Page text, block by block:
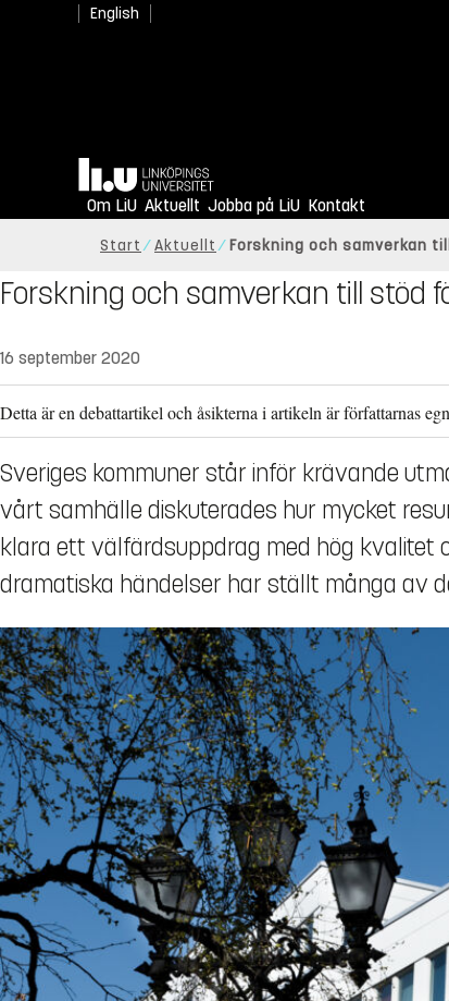
English
Hem
Om LiU Aktuellt Jobba på LiU Kontakt
Start Aktuellt Forskning och samverkan
Forskning och samverkan till stöd
16 september 2020
Detta är en debattartikel och åsikterna i artikeln är författarnas
Sveriges kommuner står inför krävande
vårt samhälle diskuterades hur mycket
klara ett välfärdsuppdrag med hög kvalitet
dramatiska händelser har ställt många av